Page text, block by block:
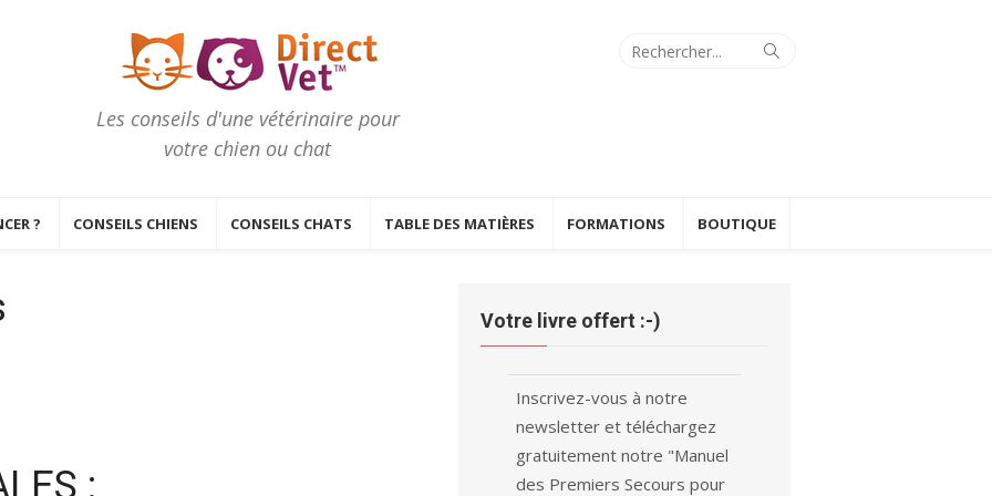
Les conseils d'une vétérinaire pour
votre chien ou chat
Search
? CONSEILS CHIENS CONSEILS CHATS TABLE DES MATIÈRES FORMATIONS BOUTIQUE
:
Votre livre offert :-)
Inscrivez-vous à notre
newsletter et téléchargez
gratuitement notre "Manuel
des Premiers Secours pour